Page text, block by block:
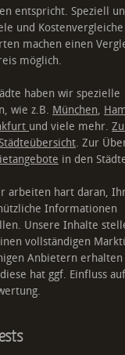
entspricht. Speziell
und
machen einen
möglich.
haben wir spezielle
wie z.B. München,
und viele mehr.
. Zur
in den
arbeiten hart daran,
Informationen
Unsere Inhalte
vollständigen
Anbietern
hat ggf. Einfluss